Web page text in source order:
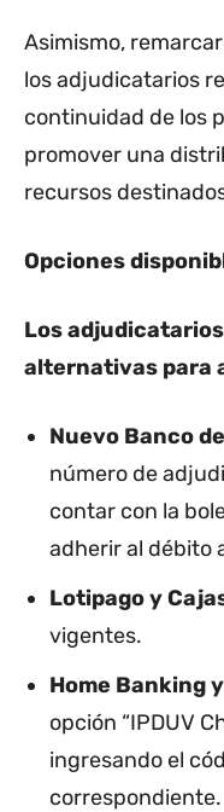
Asimismo,
los adjudicatarios
continuidad de los
promover una
recursos
Opciones
Los
alternativas para
Nuevo Banco
número de
contar con la
adherir al débito
Lotipago y
vigentes.
Home Banking
opción “IPDUV
ingresando el
correspondiente.